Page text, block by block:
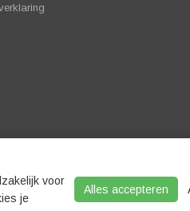
|Disclaimer |Copyright notice|
voor
je
Alles accepteren